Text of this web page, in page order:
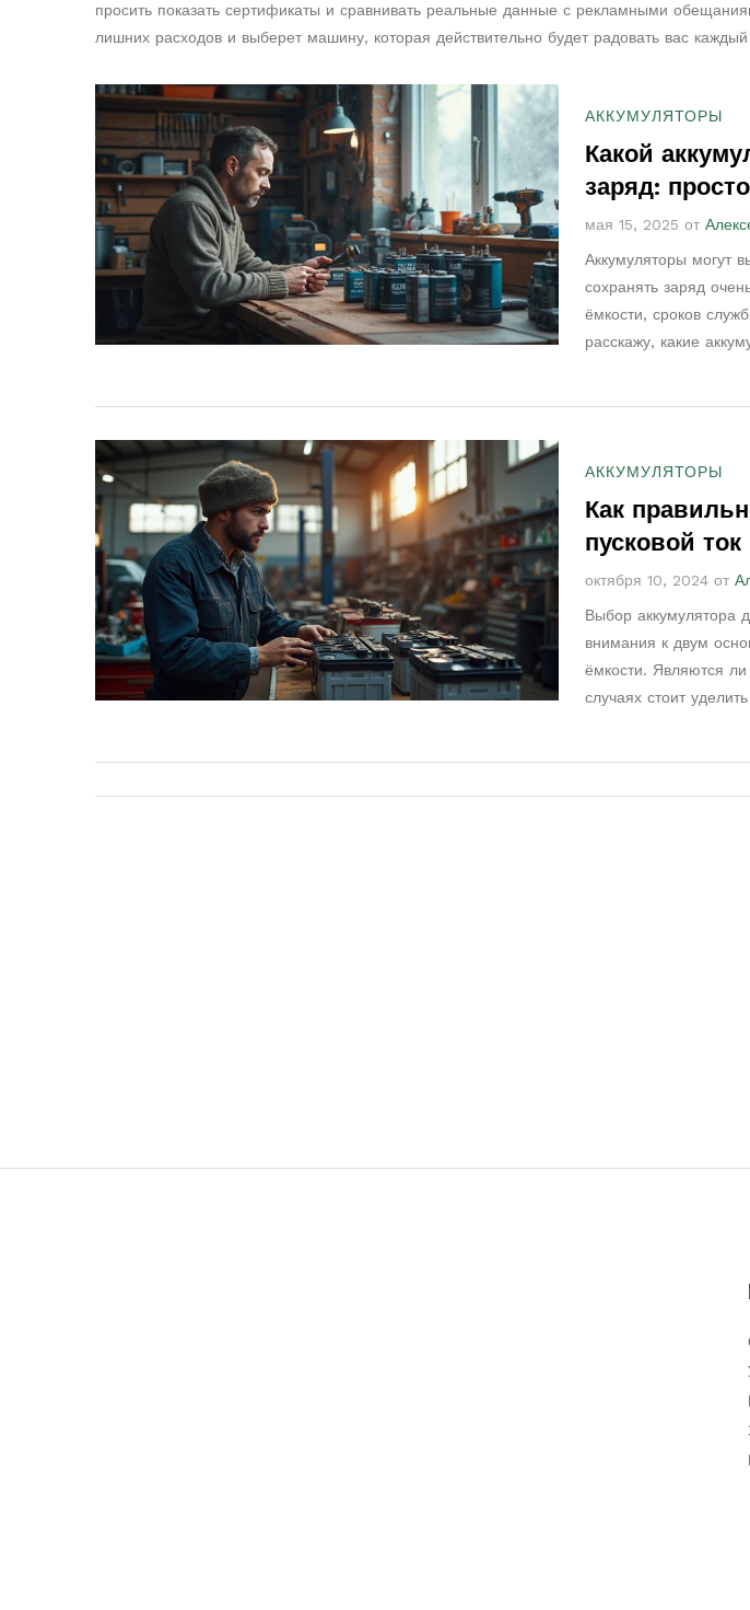
просить показать сертификаты и сравнивать реальные данные с рекламными
лишних расходов и выберет машину, которая действительно будет радовать вас
АККУМУЛЯТОРЫ
Какой
заряд:
мая 15, 2025 от
Аккумуляторы могут
сохранять заряд
ёмкости, сроков
расскажу, какие
АККУМУЛЯТОРЫ
Как
пусковой
октября 10, 2024 от
Выбор аккумулятора
внимания к двум
ёмкости. Являются
случаях стоит